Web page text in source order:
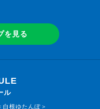
を見る
ル
根ゆたんぽ＞